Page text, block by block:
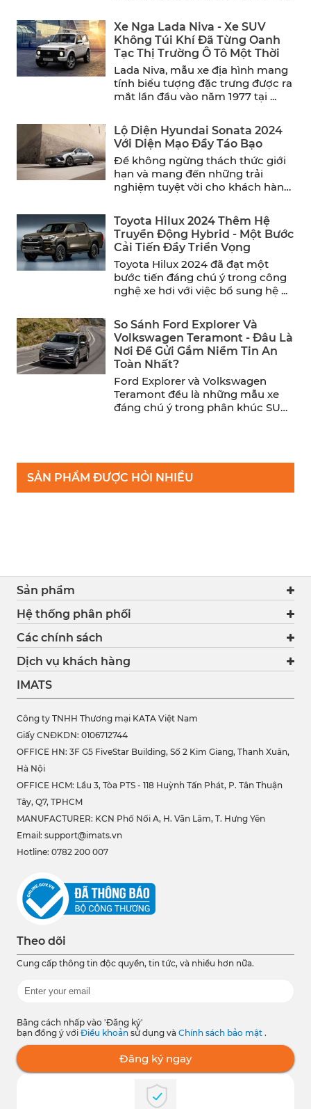
Xe Nga Lada Niva - Xe SUV
Không Túi Khí Đã Từng Oanh
Tạc Thị Trường Ô Tô Một Thời
Lada Niva, mẫu xe địa hình mang
tính biểu tượng đặc trưng được ra
mắt lần đầu vào năm 1977 tại ...
Lộ Diện Hyundai Sonata 2024
Với Diện Mạo Đầy Táo Bạo
Để không ngừng thách thức giới
hạn và mang đến những trải
nghiệm tuyệt vời cho khách hàng,
Toyota Hilux 2024 Thêm Hệ
Truyền Động Hybrid - Một Bước
Cải Tiến Đầy Triển Vọng
Toyota Hilux 2024 đã đạt một
bước tiến đáng chú ý trong công
nghệ xe hơi với việc bổ sung hệ ...
So Sánh Ford Explorer Và
Volkswagen Teramont - Đâu Là
Nơi Để Gửi Gắm Niềm Tin An
Toàn Nhất?
Ford Explorer và Volkswagen
Teramont đều là những mẫu xe
đáng chú ý trong phân khúc SUV
SẢN PHẨM ĐƯỢC HỎI NHIỀU
Sản phẩm
Hệ thống phân phối
Các chính sách
Dịch vụ khách hàng
IMATS
Công ty TNHH Thương mại KATA Việt Nam
Giấy CNĐKDN: 0106712744
OFFICE HN: 3F G5 FiveStar Building, Số 2 Kim Giang, Thanh Xuân,
Hà Nội
OFFICE HCM: Lầu 3, Tòa PTS - 118 Huỳnh Tấn Phát, P. Tân Thuận
Tây, Q7, TPHCM
MANUFACTURER: KCN Phố Nối A, H. Văn Lâm, T. Hưng Yên
Email: support@imats.vn
Hotline: 0782 200 007
Theo dõi
Cung cấp thông tin độc quyền, tin tức, và nhiều hơn nữa.
Bằng cách nhấp vào 'Đăng ký'
bạn đồng ý với Điều khoản sử dụng và Chính sách bảo mật .
Đăng ký ngay